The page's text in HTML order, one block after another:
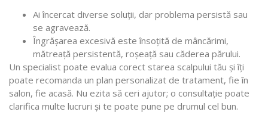
Ai încercat diverse soluții, dar problema persistă sau
se agravează.
Îngrășarea excesivă este însoțită de mâncărimi,
mătreață persistentă, roșeață sau căderea părului.
Un specialist poate evalua corect starea scalpului tău și îți
poate recomanda un plan personalizat de tratament, fie în
salon, fie acasă. Nu ezita să ceri ajutor; o consultație poate
clarifica multe lucruri și te poate pune pe drumul cel bun.